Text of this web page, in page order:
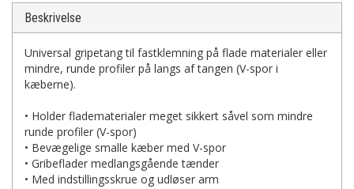
Beskrivelse
Universal gripetang til fastklemning på flade materialer eller
mindre, runde profiler på langs af tangen (V-spor i
kæberne).
• Holder fladematerialer meget sikkert såvel som mindre
runde profiler (V-spor)
• Bevægelige smalle kæber med V-spor
• Gribeflader medlangsgående tænder
• Med indstillingsskrue og udløser arm